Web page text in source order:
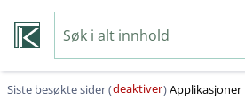
Siste besøkte sider (deaktiver)